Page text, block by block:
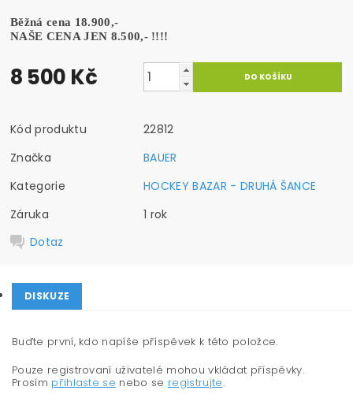
Běžná cena 18.900,-
NAŠE CENA JEN 8.500,- !!!!
8 500 Kč
Kód produktu
22812
Značka
BAUER
Kategorie
HOCKEY BAZAR - DRUHÁ ŠANCE
Záruka
1 rok
Dotaz
DISKUZE
Buďte první, kdo napíše příspěvek k této položce.
Pouze registrovaní uživatelé mohou vkládat příspěvky.
Prosím přihlaste se nebo se registrujte.